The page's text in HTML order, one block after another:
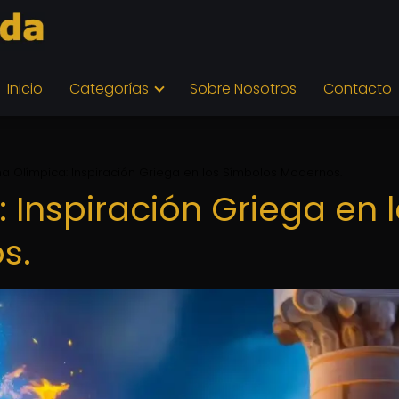
Inicio Categorías Sobre Nosotros Contacto
Inspiración Griega en